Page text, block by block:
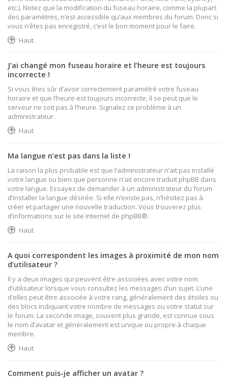
etc.). Notez que la modification du fuseau horaire, comme la plupart
des paramètres, n’est accessible qu’aux membres du forum. Donc si
vous n’êtes pas enregistré, c’est le bon moment pour le faire.
Haut
J’ai changé mon fuseau horaire et l’heure est toujours
incorrecte !
Si vous êtes sûr d’avoir correctement paramétré votre fuseau
horaire et que l’heure est toujours incorrecte, il se peut que le
serveur ne soit pas à l’heure. Signalez ce problème à un
administrateur.
Haut
Ma langue n’est pas dans la liste !
La raison la plus probable est que l’administrateur n’ait pas installé
votre langue ou bien que personne n’ait encore traduit phpBB dans
votre langue. Essayez de demander à un administrateur du forum
d’installer la langue désirée. Si elle n’existe pas, n’hésitez pas à
créer et partager une nouvelle traduction. Vous trouverez plus
d’informations sur le site Internet de phpBB®.
Haut
A quoi correspondent les images à proximité de mon nom
d’utilisateur ?
Il y a deux images qui peuvent être associées avec votre nom
d’utilisateur lorsque vous consultez les messages d’un sujet. L’une
d’elles peut être associée à votre rang, généralement des étoiles ou
des blocs indiquant votre nombre de messages ou votre statut sur
le forum. La seconde image, souvent plus grande, est connue sous
le nom d’avatar et généralement est unique ou propre à chaque
membre.
Haut
Comment puis-je afficher un avatar ?